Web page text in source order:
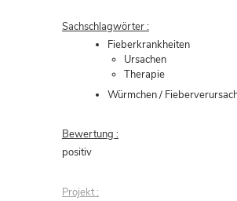
Sachschlagwörter :
Fieberkrankheiten
Ursachen
Therapie
Würmchen /
Bewertung :
positiv
Projekt :